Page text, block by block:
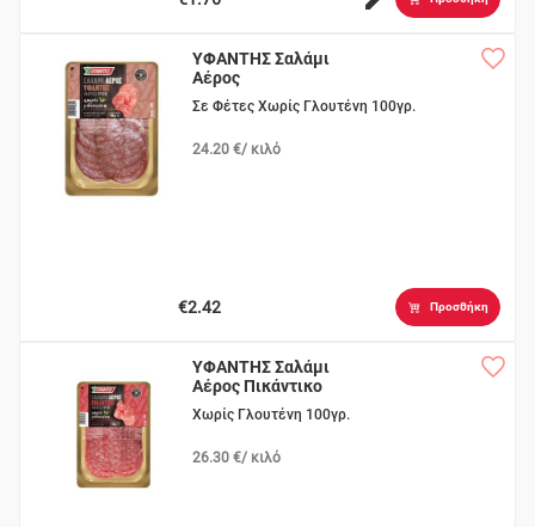
ΥΦΑΝΤΗΣ Σαλάμι
Αέρος
Σε Φέτες Χωρίς Γλουτένη 100γρ.
24.20 €/ κιλό
€2.42 Προσθήκη
ΥΦΑΝΤΗΣ Σαλάμι
Αέρος Πικάντικο
Χωρίς Γλουτένη 100γρ.
26.30 €/ κιλό